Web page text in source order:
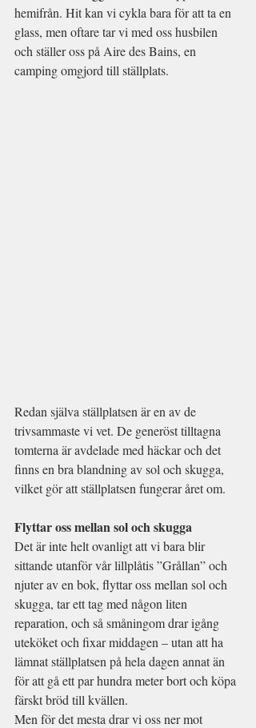
hemifrån. Hit kan vi cykla bara för att ta en
glass, men oftare tar vi med oss husbilen
och ställer oss på Aire des Bains, en
camping omgjord till ställplats.
Redan själva ställplatsen är en av de
trivsammaste vi vet. De generöst tilltagna
tomterna är avdelade med häckar och det
finns en bra blandning av sol och skugga,
vilket gör att ställplatsen fungerar året om.
Flyttar oss mellan sol och skugga
Det är inte helt ovanligt att vi bara blir
sittande utanför vår lillplåtis ”Grållan” och
njuter av en bok, flyttar oss mellan sol och
skugga, tar ett tag med någon liten
reparation, och så småningom drar igång
uteköket och fixar middagen – utan att ha
lämnat ställplatsen på hela dagen annat än
för att gå ett par hundra meter bort och köpa
färskt bröd till kvällen.
Men för det mesta drar vi oss ner mot